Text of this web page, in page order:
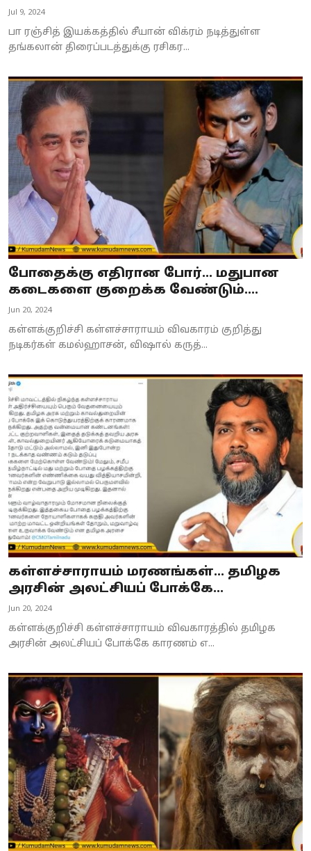
Jul 9, 2024
பா ரஞ்சித் இயக்கத்தில் சீயான் விக்ரம் நடித்துள்ள
தங்கலான் திரைப்படத்துக்கு ரசிகர...
போதைக்கு எதிரான போர்... மதுபான
கடைகளை குறைக்க வேண்டும்....
Jun 20, 2024
கள்ளக்குறிச்சி கள்ளச்சாராயம் விவகாரம் குறித்து
நடிகர்கள் கமல்ஹாசன், விஷால் கருத்...
கள்ளச்சாராயம் மரணங்கள்... தமிழக
அரசின் அலட்சியப் போக்கே...
Jun 20, 2024
கள்ளக்குறிச்சி கள்ளச்சாராயம் விவகாரத்தில் தமிழக
அரசின் அலட்சியப் போக்கே காரணம் எ...